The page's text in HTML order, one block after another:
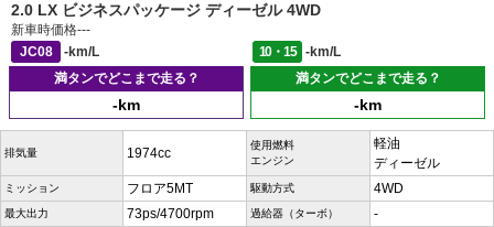
2.0 LX ビジネスパッケージ ディーゼル 4WD
新車時価格---
JC08
-km/L 10・15
-km/L
満タンでどこまで走る？
-km
満タンでどこまで走る？
-km
排気量 1974cc
使用燃料
エンジン
軽油
ディーゼル
ミッション フロア5MT 駆動方式 4WD
最大出力 73ps/4700rpm 過給器（ターボ） -